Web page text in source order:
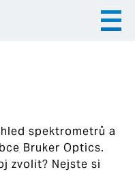
spektrometrů a
Bruker Optics.
zvolit? Nejste si